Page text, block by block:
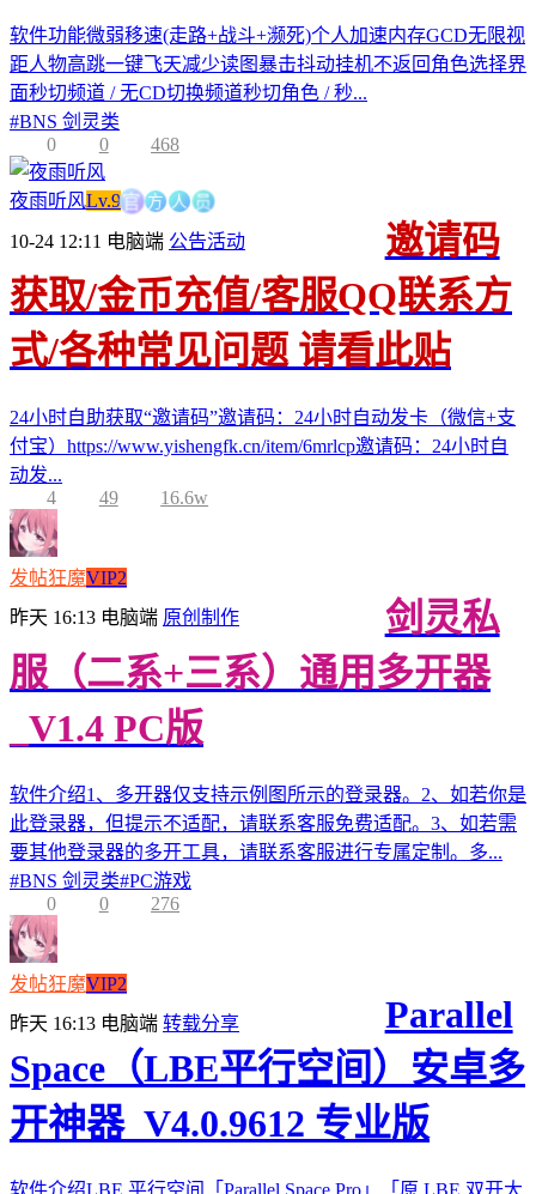
软件功能微弱移速(走路+战斗+濒死)个人加速内存GCD无限视
距人物高跳一键飞天减少读图暴击抖动挂机不返回角色选择界
面秒切频道 / 无CD切换频道秒切角色 / 秒...
#BNS 剑灵类
0
0 468
夜雨听风Lv.9官方人员
10-24 12:11 电脑端 公告活动
邀请码
获取/金币充值/客服QQ联系方
式/各种常见问题 请看此贴
24小时自助获取“邀请码”邀请码：24小时自动发卡（微信+支
付宝）https://www.yishengfk.cn/item/6mrlcp邀请码：24小时自
动发...
4
49 16.6w
发帖狂魔VIP2
昨天 16:13 电脑端 原创制作
剑灵私
服（二系+三系）通用多开器
_V1.4 PC版
软件介绍1、多开器仅支持示例图所示的登录器。2、如若你是
此登录器，但提示不适配，请联系客服免费适配。3、如若需
要其他登录器的多开工具，请联系客服进行专属定制。多...
#BNS 剑灵类#PC游戏
0
0 276
发帖狂魔VIP2
昨天 16:13 电脑端 转载分享
Parallel
Space（LBE平行空间）安卓多
开神器_V4.0.9612 专业版
软件介绍LBE 平行空间「Parallel Space Pro」「原 LBE 双开大